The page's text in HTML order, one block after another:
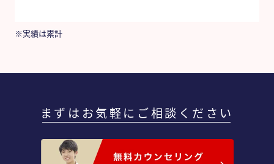
※実績は累計
まずはお気軽にご相談ください